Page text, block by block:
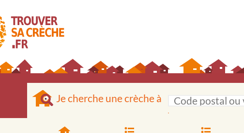
Je cherche une crèche à